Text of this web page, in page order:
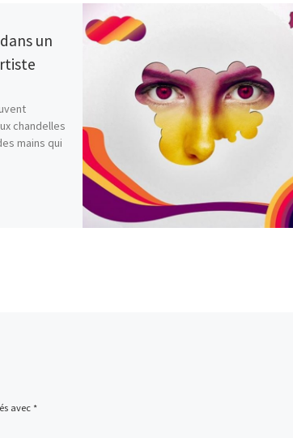
un
chandelles
mains qui
avec *